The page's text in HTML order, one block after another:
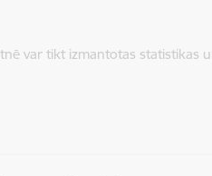
var tikt izmantotas statistikas